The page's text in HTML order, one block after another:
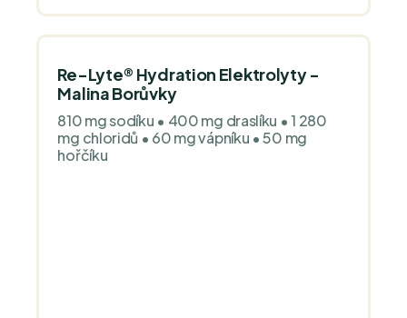
Re-Lyte® Hydration Elektrolyty -
Malina Borůvky
810 mg sodíku • 400 mg draslíku • 1 280
mg chloridů • 60 mg vápníku • 50 mg
hořčíku